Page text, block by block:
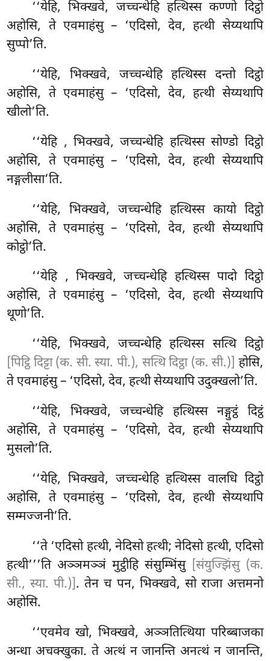
‘‘येहि, भिक्खवे, जच्चन्धेहि हत्थिस्स कण्णो दिट्ठो
अहोसि, ते एवमाहंसु – ‘एदिसो, देव, हत्थी सेय्यथापि
सुप्पो’ति.
‘‘येहि, भिक्खवे, जच्चन्धेहि हत्थिस्स दन्तो दिट्ठो
अहोसि, ते एवमाहंसु– ‘एदिसो, देव, हत्थी सेय्यथापि
खीलो’ति.
‘‘येहि , भिक्खवे, जच्चन्धेहि हत्थिस्स सोण्डो दिट्ठो
अहोसि, ते एवमाहंसु – ‘एदिसो, देव, हत्थी सेय्यथापि
नङ्गलीसा’ति.
‘‘येहि, भिक्खवे, जच्चन्धेहि हत्थिस्स कायो दिट्ठो
अहोसि, ते एवमाहंसु – ‘एदिसो, देव, हत्थी सेय्यथापि
कोट्ठो’ति.
‘‘येहि , भिक्खवे, जच्चन्धेहि हत्थिस्स पादो दिट्ठो
अहोसि, ते एवमाहंसु – ‘एदिसो, देव, हत्थी सेय्यथापि
थूणो’ति.
‘‘येहि, भिक्खवे, जच्चन्धेहि हत्थिस्स सत्थि दिट्ठो
[पिट्ठि दिट्टा (क. सी. स्या. पी.), सत्थि दिट्ठा (क. सी.)] होसि,
ते एवमाहंसु – ‘एदिसो, देव, हत्थी सेय्यथापि उदुक्खलो’ति.
‘‘येहि, भिक्खवे, जच्चन्धेहि हत्थिस्स नङ्गुट्ठं दिट्ठं
अहोसि, ते एवमाहंसु – ‘एदिसो, देव, हत्थी सेय्यथापि
मुसलो’ति.
‘‘येहि, भिक्खवे, जच्चन्धेहि हत्थिस्स वालधि दिट्ठो
अहोसि, ते एवमाहंसु – ‘एदिसो, देव, हत्थी सेय्यथापि
सम्मज्जनी’ति.
‘‘ते ‘एदिसो हत्थी, नेदिसो हत्थी; नेदिसो हत्थी, एदिसो
हत्थी’’’ति अञ्ञमञ्ञं मुट्ठीहि संसुम्भिंसु [संयुज्झिंसु (क.
सी., स्या. पी.)]. तेन च पन, भिक्खवे, सो राजा अत्तमनो
अहोसि.
‘‘एवमेव खो, भिक्खवे, अञ्ञतित्थिया परिब्बाजका
अन्धा अचक्खुका. ते अत्थं न जानन्ति अनत्थं न जानन्ति,